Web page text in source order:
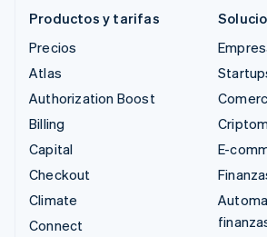
Productos y tarifas
Precios
Atlas
Authorization Boost
Billing
Capital
Checkout
Climate
Connect
E-